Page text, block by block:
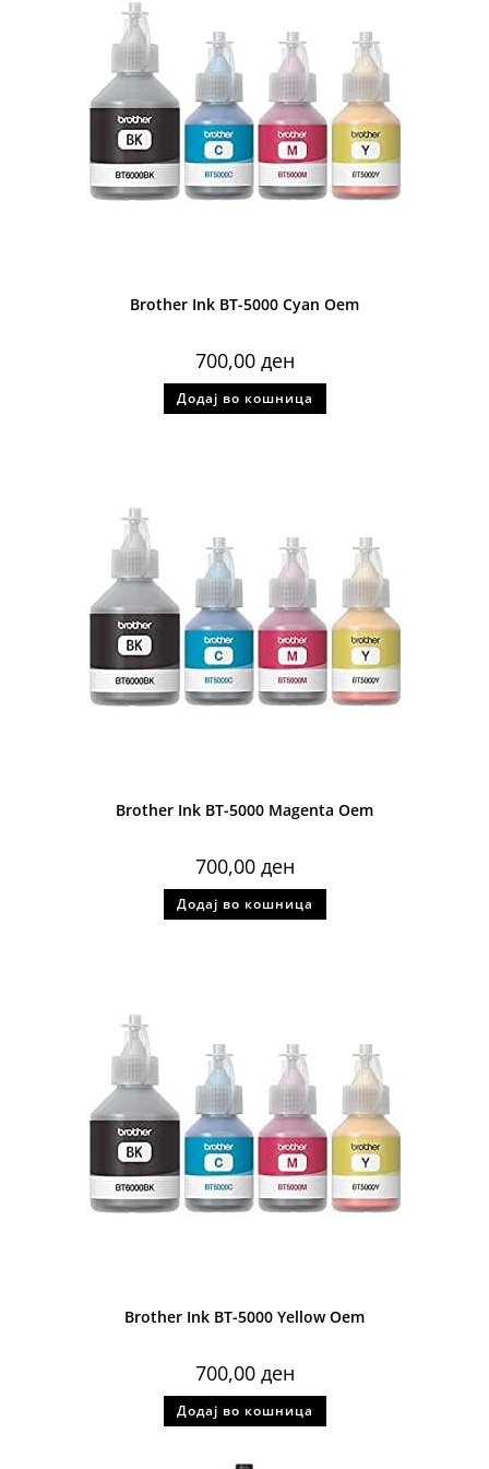
Brother Ink BT-5000 Cyan Oem
700,00 ден
Додај во кошница
Brother Ink BT-5000 Magenta Oem
700,00 ден
Додај во кошница
Brother Ink BT-5000 Yellow Oem
700,00 ден
Додај во кошница